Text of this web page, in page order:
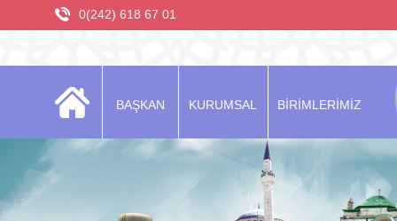
0(242) 618 67 01
BAŞKAN KURUMSAL BİRİMLERİMİZ